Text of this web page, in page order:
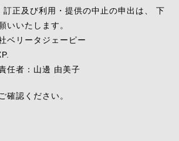
訂正及び利用・提供の中止の申出は、 下
いいたします。
ベリータジェーピー
任者：山邊 由美子
確認ください。